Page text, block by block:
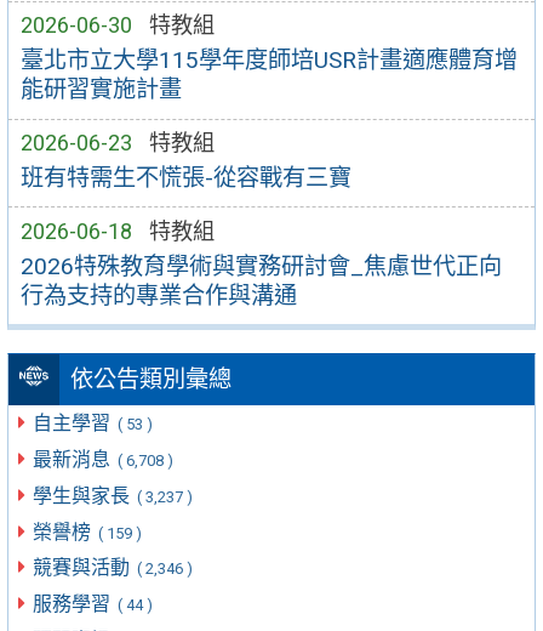
2026-06-30 特教組
臺北市立大學115學年度師培USR計畫適應體育增
能研習實施計畫
2026-06-23 特教組
班有特需生不慌張-從容戰有三寶
2026-06-18 特教組
2026特殊教育學術與實務研討會_焦慮世代正向
行為支持的專業合作與溝通
依公告類別彙總
自主學習 ( 53 )
最新消息 ( 6,708 )
學生與家長 ( 3,237 )
榮譽榜 ( 159 )
競賽與活動 ( 2,346 )
服務學習 ( 44 )